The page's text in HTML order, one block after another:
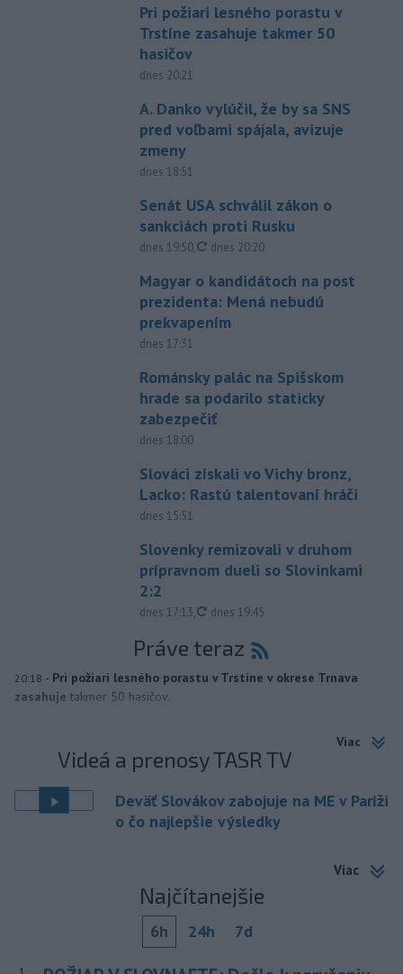
Pri požiari lesného porastu v
Trstíne zasahuje takmer 50
hasičov
dnes 20:21
A. Danko vylúčil, že by sa SNS
pred voľbami spájala, avizuje
zmeny
dnes 18:51
Senát USA schválil zákon o
sankciách proti Rusku
dnes 19:50, aktualizované
dnes 20:20
Magyar o kandidátoch na post
prezidenta: Mená nebudú
prekvapením
dnes 17:31
Románsky palác na Spišskom
hrade sa podarilo staticky
zabezpečiť
dnes 18:00
Slováci získali vo Vichy bronz,
Lacko: Rastú talentovaní hráči
dnes 15:51
Slovenky remizovali v druhom
prípravnom dueli so Slovinkami
2:2
dnes 17:13, aktualizované
dnes 19:45
Práve teraz
20:18 - Pri požiari lesného porastu v Trstíne v okrese Trnava
zasahuje takmer 50 hasičov.
Viac
Videá a prenosy TASR TV
Deväť Slovákov zabojuje na ME v Paríži
o čo najlepšie výsledky
Viac
Najčítanejšie
6h 24h 7d